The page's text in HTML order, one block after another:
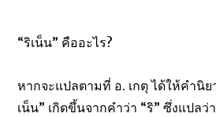
“ริเน็น” คืออะไร?
หากจะแปลตามที่ อ. เกตุ ได้ให้คำนิ
เน็น” เกิดขึ้นจากคำว่า “ริ” ซึ่งแปลว่